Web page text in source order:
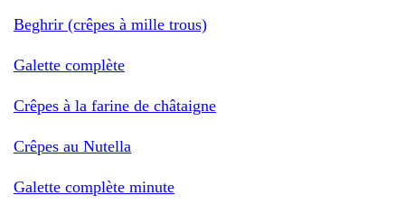
Beghrir (crêpes à mille trous)
Galette complète
Crêpes à la farine de châtaigne
Crêpes au Nutella
Galette complète minute